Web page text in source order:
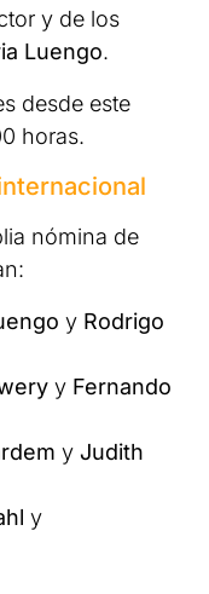
Luengo.
desde este
horas.
nómina de
y Rodrigo
y Fernando
y Judith
y